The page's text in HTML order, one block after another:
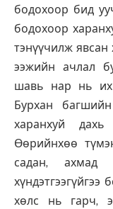
бодохоор бид
бодохоор
тэнүүчилж явсан
ээжийн ачлал
шавь нар нь их
Бурхан
харанхуй
Өөрийнхөө
садан, ахмад
хөлс нь гарч,